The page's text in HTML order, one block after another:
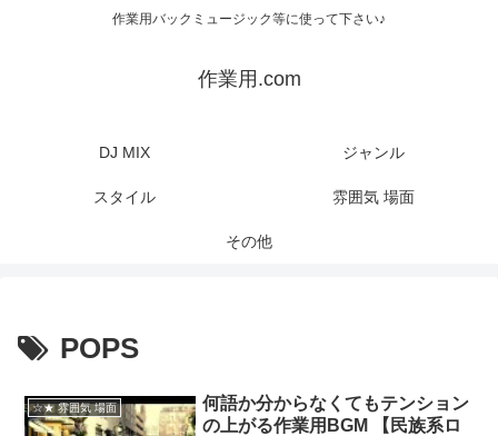
作業用バックミュージック等に使って下さい♪
作業用.com
DJ MIX ジャンル
スタイル 雰囲気 場面
その他
POPS
☆★ 雰囲気 場面
何語か分からなくてもテンション
の上がる作業用BGM 【民族系ロ